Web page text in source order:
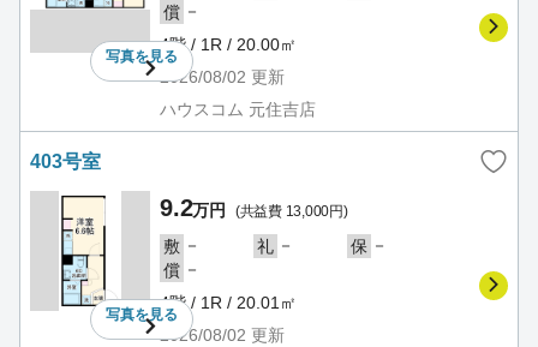
写真を見る
償 －
4階 / 1R / 20.00㎡
2026/08/02 更新
ハウスコム 元住吉店
403号室
写真を見る
9.2万円 (共益費 13,000円)
敷 － 礼 － 保 －
償 －
4階 / 1R / 20.01㎡
2026/08/02 更新